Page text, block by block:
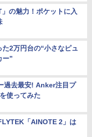
の魅力！ポケットに入
2万円台の“小さなピュ
ー”
過去最安! Anker注目プ
使ってみた
「AINOTE 2」は